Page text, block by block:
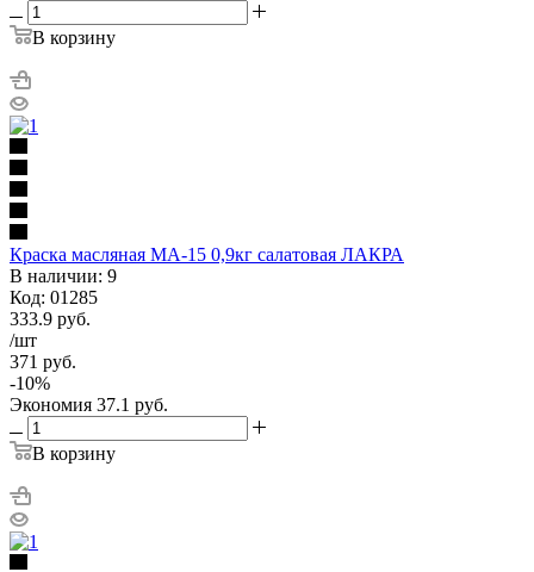
В корзину
Краска масляная МА-15 0,9кг салатовая ЛАКРА
В наличии: 9
Код: 01285
333.9 руб.
/шт
371 руб.
-10%
Экономия 37.1 руб.
В корзину